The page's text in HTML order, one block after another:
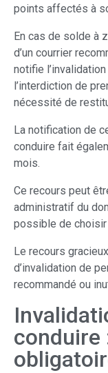
points affectés à
En cas de solde à
d’un courrier
notifie
l’interdiction de
nécessité de
La notification de
conduire fait
mois.
Ce recours peut
administratif du
possible de choisir
Le recours
d’invalidation de
recommandé ou
conduire